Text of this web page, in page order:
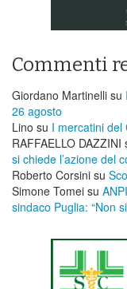
Commenti
Giordano Martinelli su
26 agosto
Lino su I mercatini del
RAFFAELLO DAZZINI
si chiede l’azione del
Roberto Corsini su
Simone Tomei su
sindaco Puglia: “Non